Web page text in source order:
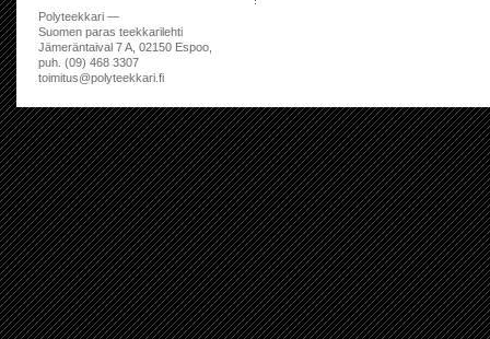
Polyteekkari —
Suomen paras teekkarilehti
Jämeräntaival 7 A, 02150 Espoo,
puh. (09) 468 3307
toimitus@polyteekkari.fi